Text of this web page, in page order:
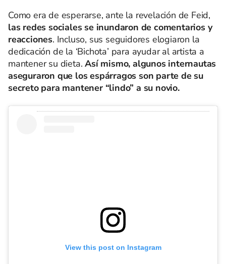
Como era de esperarse, ante la revelación de Feid,
las redes sociales se inundaron de comentarios y
reacciones. Incluso, sus seguidores elogiaron la
dedicación de la ‘Bichota’ para ayudar al artista a
mantener su dieta. Así mismo, algunos internautas
aseguraron que los espárragos son parte de su
secreto para mantener “lindo” a su novio.
View this post on Instagram